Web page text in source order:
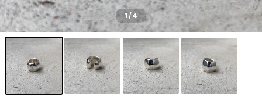
1/4